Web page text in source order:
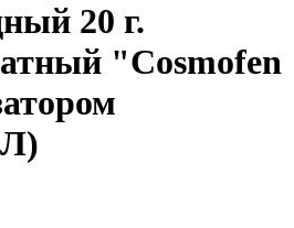
20 г.
"Cosmofen